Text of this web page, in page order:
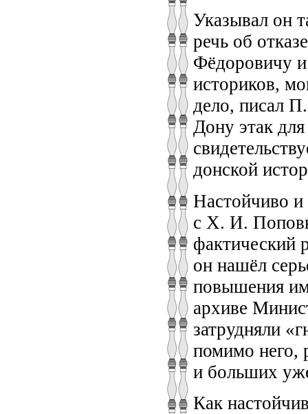
Указывал он
речь об
Фёдоровичу
историков,
дело, писал
Дону этак
донской
Настойчиво
с Х. И.
фактический
он нашёл
повышения им
архиве
затрудняли
помимо него,
и больших
Как